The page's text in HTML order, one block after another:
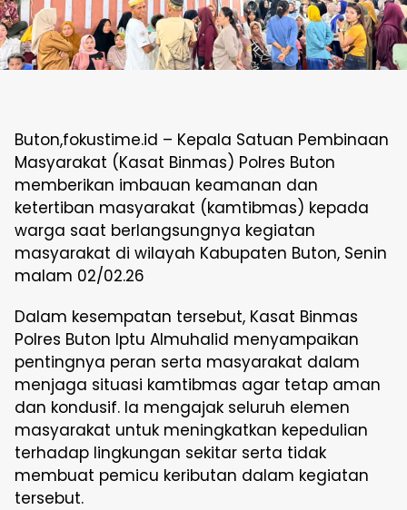
Buton,fokustime.id – Kepala Satuan Pembinaan
Masyarakat (Kasat Binmas) Polres Buton
memberikan imbauan keamanan dan
ketertiban masyarakat (kamtibmas) kepada
warga saat berlangsungnya kegiatan
masyarakat di wilayah Kabupaten Buton, Senin
malam 02/02.26
Dalam kesempatan tersebut, Kasat Binmas
Polres Buton Iptu Almuhalid menyampaikan
pentingnya peran serta masyarakat dalam
menjaga situasi kamtibmas agar tetap aman
dan kondusif. Ia mengajak seluruh elemen
masyarakat untuk meningkatkan kepedulian
terhadap lingkungan sekitar serta tidak
membuat pemicu keributan dalam kegiatan
tersebut.